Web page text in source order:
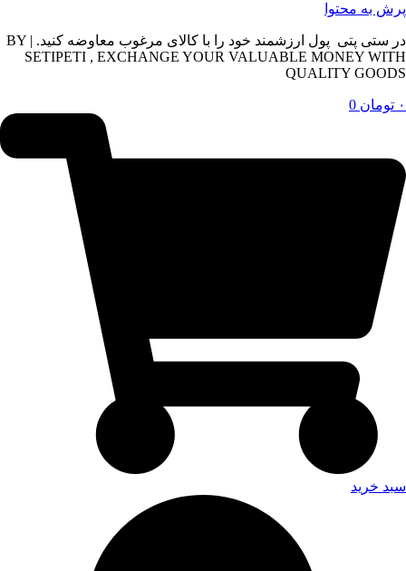
پرش به محتوا
در ستی پتی پول ارزشمند خود را با کالای مرغوب معاوضه کنید. | BY
SETIPETI , EXCHANGE YOUR VALUABLE MONEY WITH
QUALITY GOODS
۰ تومان 0
سبد خرید